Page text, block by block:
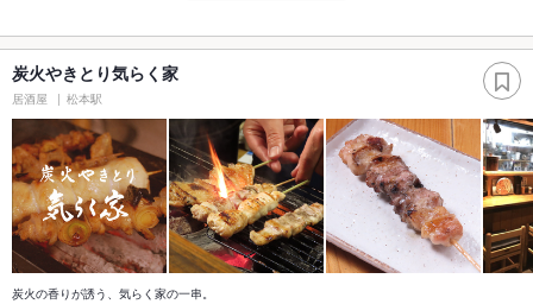
炭火やきとり気らく家
居酒屋 松本駅
炭火の香りが誘う、気らく家の一串。